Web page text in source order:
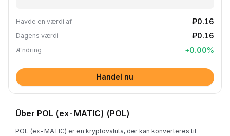
Havde en værdi af ₽0.16
Dagens værdi ₽0.16
Ændring +0.00%
Handel nu
Über POL (ex-MATIC) (POL)
POL (ex-MATIC) er en kryptovaluta, der kan konverteres til